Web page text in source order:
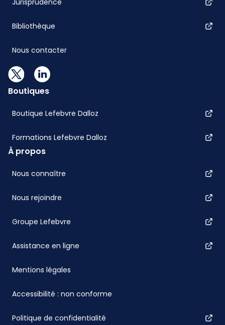
Jurisprudence
Bibliothèque
Nous contacter
Boutiques
Boutique Lefebvre Dalloz
Formations Lefebvre Dalloz
À propos
Nous connaître
Nous rejoindre
Groupe Lefebvre
Assistance en ligne
Mentions légales
Accessibilité : non conforme
Politique de confidentialité